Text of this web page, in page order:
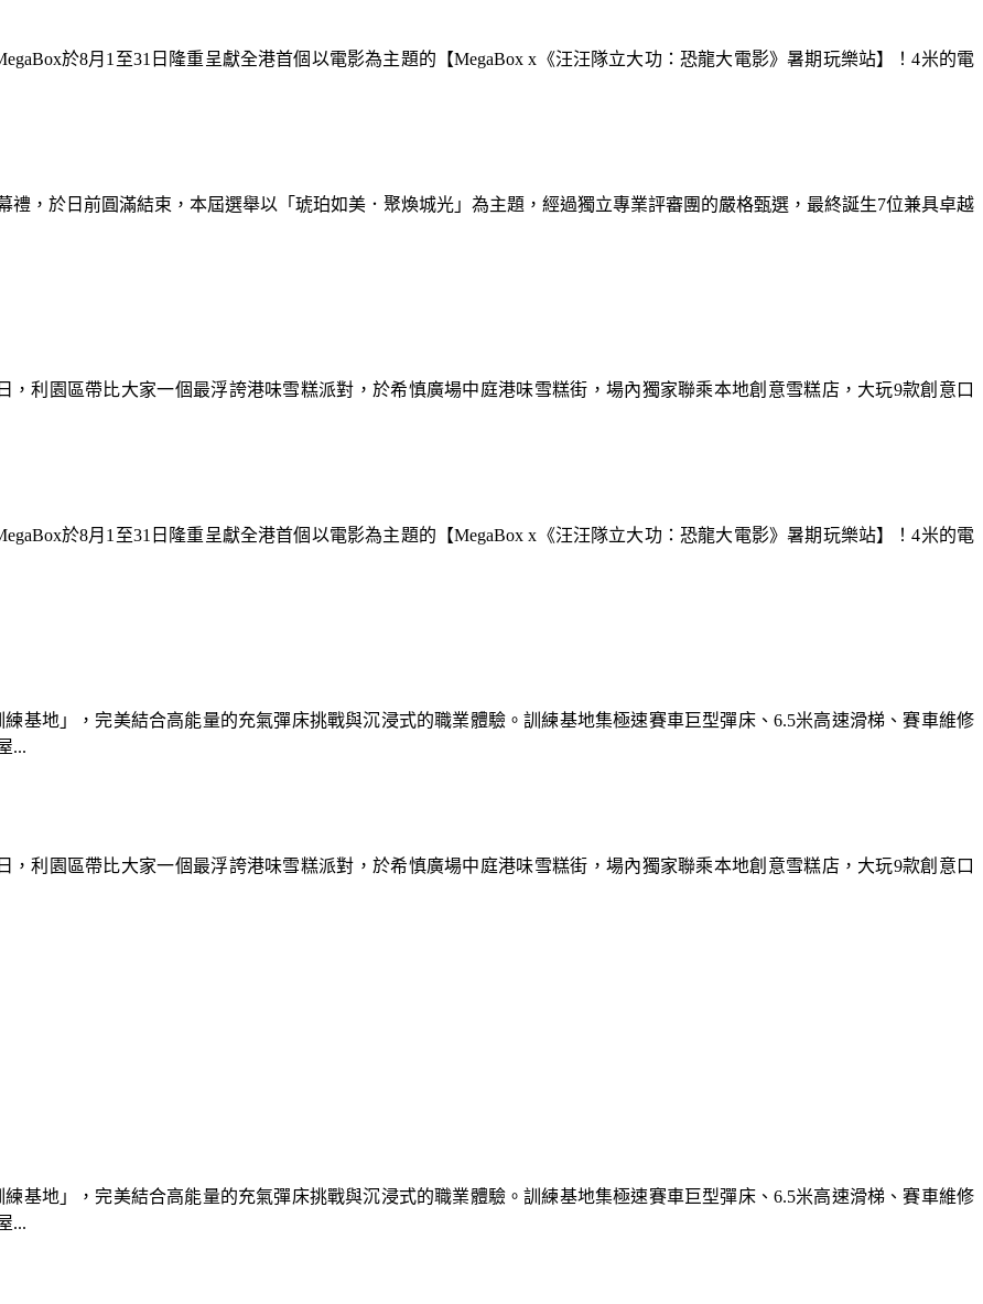
於8月1至31日隆重呈獻全港首個以電影為主題的【MegaBox x《汪汪隊立大功：恐龍大電影》暑期玩樂站】！4米的電
，利園區帶比大家一個最浮誇港味雪糕派對，於希慎廣場中庭港味雪糕街，場內獨家聯乘本地創意雪糕店，大玩9款創意口
基地」，完美結合高能量的充氣彈床挑戰與沉浸式的職業體驗。訓練基地集極速賽車巨型彈床、6.5米高速滑梯、賽車維修
...
禮，於日前圓滿結束，本屆選舉以「琥珀如美．聚煥城光」為主題，經過獨立專業評審團的嚴格甄選，最終誕生7位兼具卓越
於8月1至31日隆重呈獻全港首個以電影為主題的【MegaBox x《汪汪隊立大功：恐龍大電影》暑期玩樂站】！4米的電
，利園區帶比大家一個最浮誇港味雪糕派對，於希慎廣場中庭港味雪糕街，場內獨家聯乘本地創意雪糕店，大玩9款創意口
基地」，完美結合高能量的充氣彈床挑戰與沉浸式的職業體驗。訓練基地集極速賽車巨型彈床、6.5米高速滑梯、賽車維修
...